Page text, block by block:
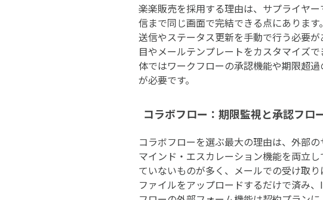
楽楽販売を採用する理由は、サプライヤ
信まで同じ画面で完結できる点にありま
送信やステータス更新を手動で行う必要
目やメールテンプレートをカスタマイズ
体ではワークフローの承認機能や期限超
が必要です。
コラボフロー：期限監視と承認フロ
コラボフローを選ぶ最大の理由は、外部
マインド・エスカレーション機能を両立
ていないものが多く、メールでの受け取
ファイルをアップロードするだけで済み